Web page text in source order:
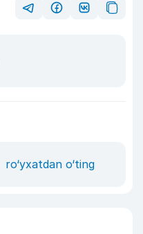
ro‘yxatdan o‘ting